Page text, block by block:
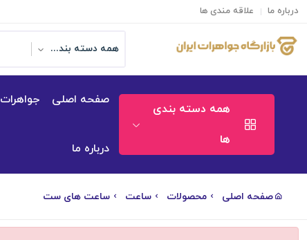
درباره ما علاقه مندی ها
همه دسته بندی ها
همه دسته بندی
ها
صفحه اصلی جواهرات
درباره ما
صفحه اصلی محصولات ساعت ساعت های ست